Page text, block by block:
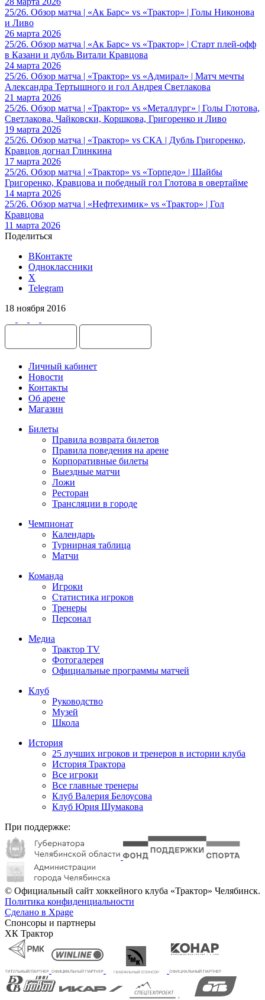
25/26. Обзор матча | «Ак Барс» vs «Трактор» | Голы Никонова
и Ливо
26 марта 2026
25/26. Обзор матча | «Ак Барс» vs «Трактор» | Старт плей-офф
в Казани и дубль Витали Кравцова
24 марта 2026
25/26. Обзор матча | «Трактор» vs «Адмирал» | Матч мечты
Александра Тертышного и гол Андрея Светлакова
21 марта 2026
25/26. Обзор матча | «Трактор» vs «Металлург» | Голы Глотова,
Светлакова, Чайковски, Коршкова, Григоренко и Ливо
19 марта 2026
25/26. Обзор матча | «Трактор» vs СКА | Дубль Григоренко,
Кравцов догнал Глинкина
17 марта 2026
25/26. Обзор матча | «Трактор» vs «Торпедо» | Шайбы
Григоренко, Кравцова и победный гол Глотова в овертайме
14 марта 2026
25/26. Обзор матча | «Нефтехимик» vs «Трактор» | Гол
Кравцова
11 марта 2026
Поделиться
ВКонтакте
Одноклассники
X
Telegram
18 ноября 2016
Личный кабинет
Новости
Контакты
Об арене
Магазин
Билеты
Правила возврата билетов
Правила поведения на арене
Корпоративные билеты
Выездные матчи
Ложи
Ресторан
Трансляции в городе
Чемпионат
Календарь
Турнирная таблица
Матчи
Команда
Игроки
Статистика игроков
Тренеры
Персонал
Медиа
Трактор TV
Фотогалерея
Официальные программы матчей
Клуб
Руководство
Музей
Школа
История
25 лучших игроков и тренеров в истории клуба
История Трактора
Все игроки
Все главные тренеры
Клуб Валерия Белоусова
Клуб Юрия Шумакова
При поддержке:
© Официальный сайт хоккейного клуба «Трактор» Челябинск.
Политика конфиденциальности
Сделано в Xpage
Спонсоры и партнеры
ХК Трактор